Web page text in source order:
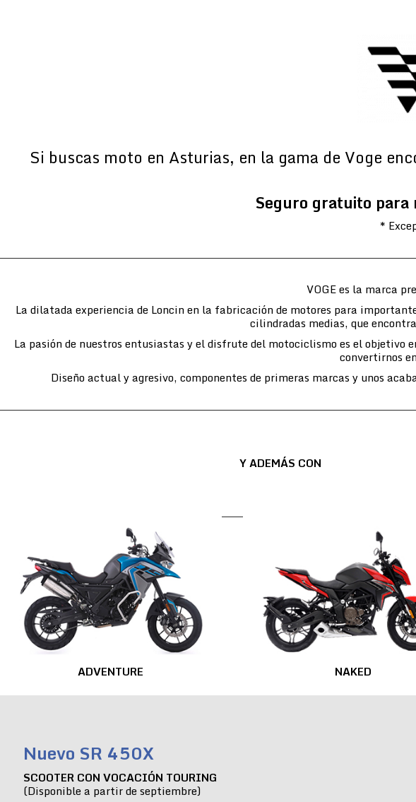
Si buscas moto en Asturias, en la gama de Voge
Seguro gratuito para
*
VOGE es la marca
La dilatada experiencia de Loncin en la fabricación de motores para
cilindradas medias, que
La pasión de nuestros entusiastas y el disfrute del motociclismo es el objetivo
convertirnos
Diseño actual y agresivo, componentes de primeras marcas y unos
Y ADEMÁS CON
ADVENTURE NAKED
Nuevo SR 450X
SCOOTER CON VOCACIÓN TOURING
(Disponible a partir de septiembre)